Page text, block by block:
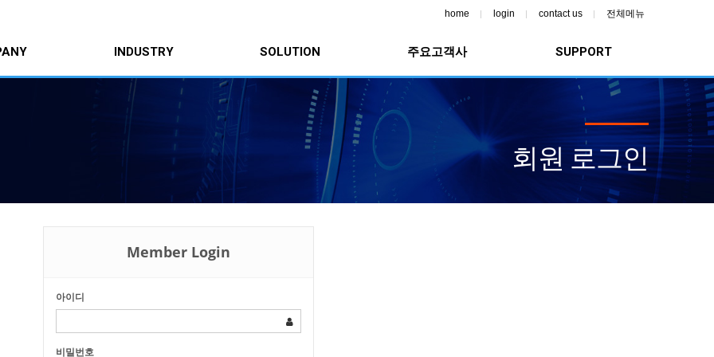
home login contact us 전체메뉴
INDUSTRY SOLUTION 주요고객사 SUPPORT
회원 로그인
Member Login
아이디
비밀번호